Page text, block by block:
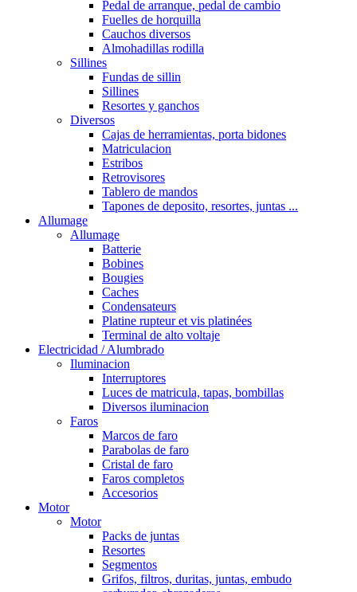
Pedal de arranque, pedal de cambio
Fuelles de horquilla
Cauchos diversos
Almohadillas rodilla
Sillines
Fundas de sillin
Sillines
Resortes y ganchos
Diversos
Cajas de herramientas, porta bidones
Matriculacion
Estribos
Retrovisores
Tablero de mandos
Tapones de deposito, resortes, juntas ...
Allumage
Allumage
Batterie
Bobines
Bougies
Caches
Condensateurs
Platine rupteur et vis platinées
Terminal de alto voltaje
Electricidad / Alumbrado
Iluminacion
Interruptores
Luces de matricula, tapas, bombillas
Diversos iluminacion
Faros
Marcos de faro
Parabolas de faro
Cristal de faro
Faros completos
Accesorios
Motor
Motor
Packs de juntas
Resortes
Segmentos
Grifos, filtros, duritas, juntas, embudo